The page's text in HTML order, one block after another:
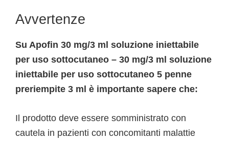
Avvertenze
Su Apofin 30 mg/3 ml soluzione iniettabile
per uso sottocutaneo – 30 mg/3 ml soluzione
iniettabile per uso sottocutaneo 5 penne
preriempite 3 ml è importante sapere che:
Il prodotto deve essere somministrato con
cautela in pazienti con concomitanti malattie